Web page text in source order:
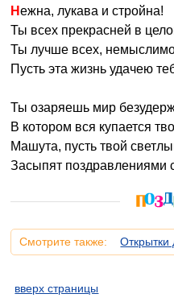
Нежна, лукава и стройна!
Ты всех прекрасней в
Ты лучше всех,
Пусть эта жизнь удачею
Ты озаряешь мир
В котором вся купается
Машута, пусть твой
Засыпят поздравлениями
Смотрите также:
вверх страницы